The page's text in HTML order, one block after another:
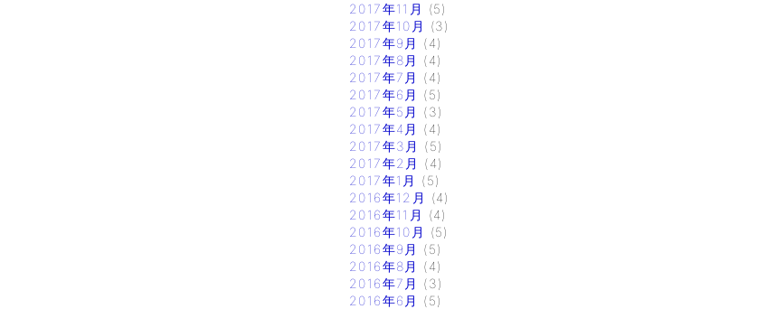
2017年11月
(5)
2017年10月
(3)
2017年9月
(4)
2017年8月
(4)
2017年7月
(4)
2017年6月
(5)
2017年5月
(3)
2017年4月
(4)
2017年3月
(5)
2017年2月
(4)
2017年1月
(5)
2016年12月
(4)
2016年11月
(4)
2016年10月
(5)
2016年9月
(5)
2016年8月
(4)
2016年7月
(3)
2016年6月
(5)